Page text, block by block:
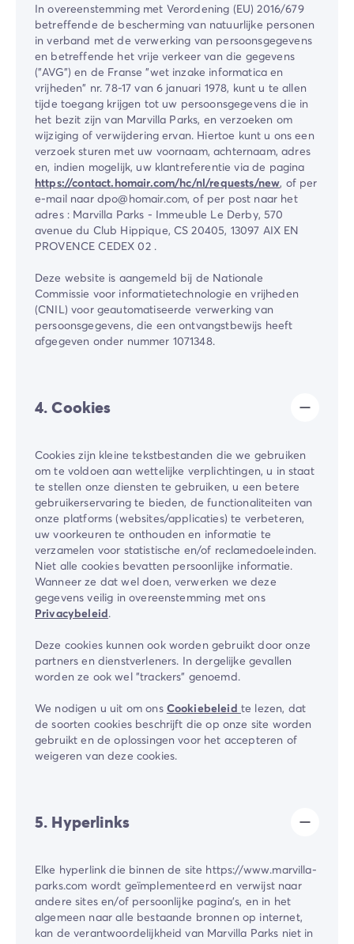
In overeenstemming met Verordening (EU) 2016/679
betreffende de bescherming van natuurlijke personen
in verband met de verwerking van persoonsgegevens
en betreffende het vrije verkeer van die gegevens
("AVG") en de Franse "wet inzake informatica en
vrijheden" nr. 78-17 van 6 januari 1978, kunt u te allen
tijde toegang krijgen tot uw persoonsgegevens die in
het bezit zijn van Marvilla Parks, en verzoeken om
wijziging of verwijdering ervan. Hiertoe kunt u ons een
verzoek sturen met uw voornaam, achternaam, adres
en, indien mogelijk, uw klantreferentie via de pagina
https://contact.homair.com/hc/nl/requests/new, of per
e-mail naar dpo@homair.com, of per post naar het
adres : Marvilla Parks - Immeuble Le Derby, 570
avenue du Club Hippique, CS 20405, 13097 AIX EN
PROVENCE CEDEX 02 .
Deze website is aangemeld bij de Nationale
Commissie voor informatietechnologie en vrijheden
(CNIL) voor geautomatiseerde verwerking van
persoonsgegevens, die een ontvangstbewijs heeft
afgegeven onder nummer 1071348.
4. Cookies
Cookies zijn kleine tekstbestanden die we gebruiken
om te voldoen aan wettelijke verplichtingen, u in staat
te stellen onze diensten te gebruiken, u een betere
gebruikerservaring te bieden, de functionaliteiten van
onze platforms (websites/applicaties) te verbeteren,
uw voorkeuren te onthouden en informatie te
verzamelen voor statistische en/of reclamedoeleinden.
Niet alle cookies bevatten persoonlijke informatie.
Wanneer ze dat wel doen, verwerken we deze
gegevens veilig in overeenstemming met ons
Privacybeleid.
Deze cookies kunnen ook worden gebruikt door onze
partners en dienstverleners. In dergelijke gevallen
worden ze ook wel "trackers" genoemd.
We nodigen u uit om ons Cookiebeleid te lezen, dat
de soorten cookies beschrijft die op onze site worden
gebruikt en de oplossingen voor het accepteren of
weigeren van deze cookies.
5. Hyperlinks
Elke hyperlink die binnen de site https://www.marvilla-
parks.com wordt geïmplementeerd en verwijst naar
andere sites en/of persoonlijke pagina's, en in het
algemeen naar alle bestaande bronnen op internet,
kan de verantwoordelijkheid van Marvilla Parks niet in